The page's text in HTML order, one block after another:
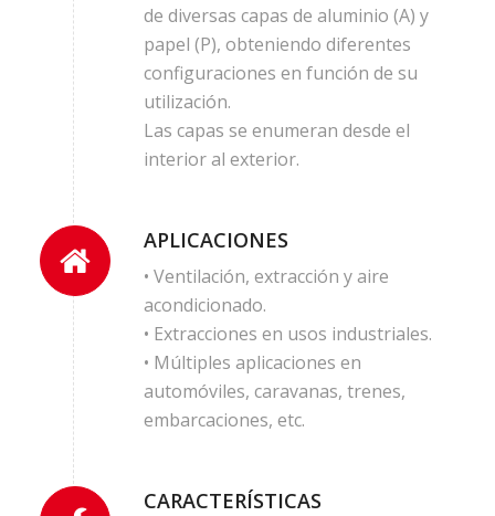
de diversas capas de aluminio (A) y
papel (P), obteniendo diferentes
configuraciones en función de su
utilización.
Las capas se enumeran desde el
interior al exterior.
APLICACIONES
• Ventilación, extracción y aire
acondicionado.
• Extracciones en usos industriales.
• Múltiples aplicaciones en
automóviles, caravanas, trenes,
embarcaciones, etc.
CARACTERÍSTICAS